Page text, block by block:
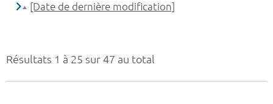
Résultats 1 à 25 sur 47 au total
[Date de dernière modification]